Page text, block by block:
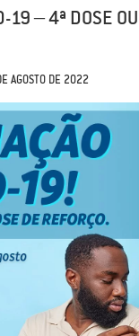
19 – 4ª DOSE
AGOSTO DE 2022